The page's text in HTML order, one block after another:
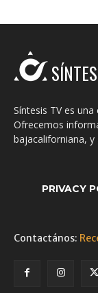
Síntesis TV es
Ofrecemos
bajacaliforniana, y
PRIVACY
Contactános: